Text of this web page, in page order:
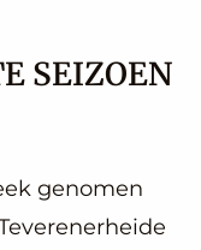
SEIZOEN
genomen